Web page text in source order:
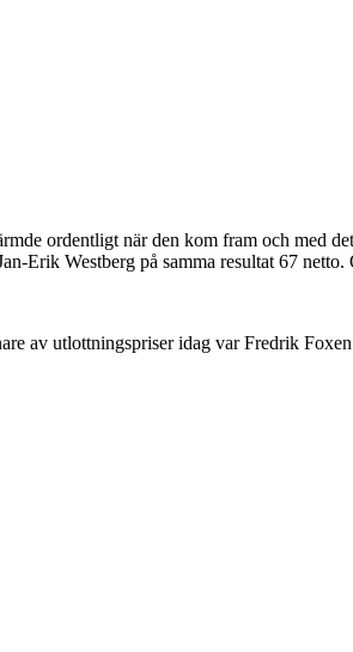
ordentligt när den kom fram och med
Erik Westberg på samma resultat 67
av utlottningspriser idag var Fredrik